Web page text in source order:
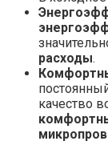
расходы.
качество